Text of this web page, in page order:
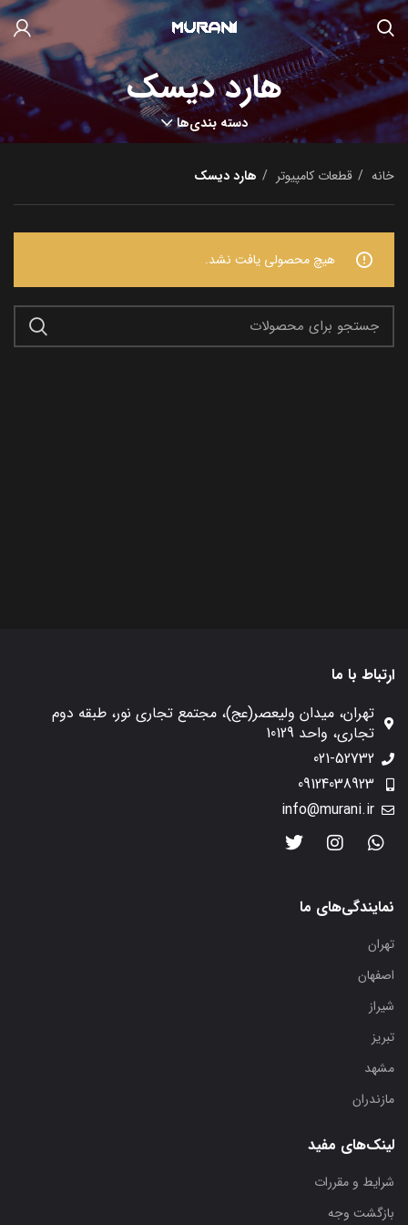
هارد دیسک
دسته بندی‌ها
خانه قطعات کامپیوتر هارد دیسک
هیچ محصولی یافت نشد.
ارتباط با ما
تهران، میدان ولیعصر(عج)، مجتمع تجاری نور، طبقه دوم
تجاری، واحد 10129
021-52732
09124038923
info@murani.ir
نمایندگی‌های ما
تهران
اصفهان
شیراز
تبریز
مشهد
مازندران
لینک‌های مفید
شرایط و مقررات
بازگشت وجه